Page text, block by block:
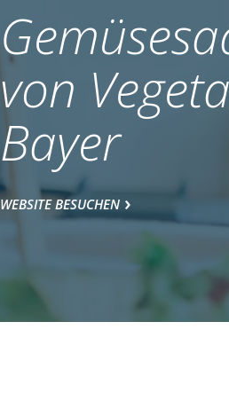
von
Bayer
WEBSITE BESUCHEN